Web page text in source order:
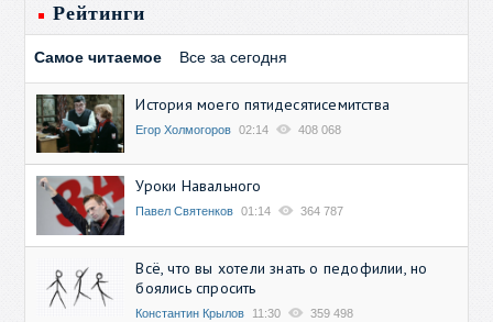
Рейтинги
Самое читаемое Все за сегодня
История моего пятидесятисемитства
Егор Холмогоров 02:14 408 068
Уроки Навального
Павел Святенков 01:14 364 787
Всё, что вы хотели знать о педофилии, но
боялись спросить
Константин Крылов 11:30 359 498